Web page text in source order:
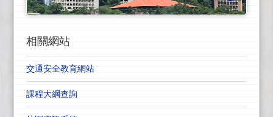
相關網站
交通安全教育網站
課程大綱查詢